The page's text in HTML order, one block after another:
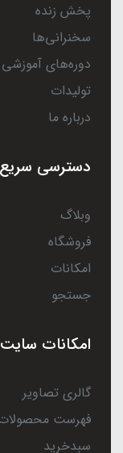
پخش زنده
سخنرانی‌ها
دوره‌های آموزشی
تولیدات
درباره ما
دسترسی سریع
وبلاگ
فروشگاه
امکانات
جستجو
امکانات سایت
گالری تصاویر
فهرست
سبدخرید